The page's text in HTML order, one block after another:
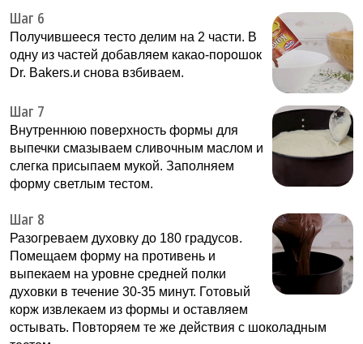
Шаг 6
Получившееся тесто делим на 2 части. В
одну из частей добавляем какао-порошок
Dr. Bakers.и снова взбиваем.
Шаг 7
Внутреннюю поверхность формы для
выпечки смазываем сливочным маслом и
слегка присыпаем мукой. Заполняем
форму светлым тестом.
Шаг 8
Разогреваем духовку до 180 градусов.
Помещаем форму на противень и
выпекаем на уровне средней полки
духовки в течение 30-35 минут. Готовый
корж извлекаем из формы и оставляем
остывать. Повторяем те же действия с шоколадным